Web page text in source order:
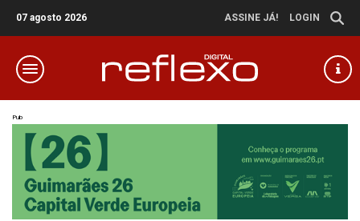
07 agosto 2026 ASSINE JÁ! LOGIN
Pub